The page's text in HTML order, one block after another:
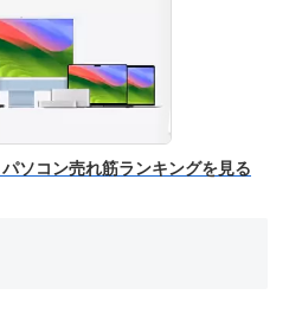
ソコン売れ筋ランキングを見る